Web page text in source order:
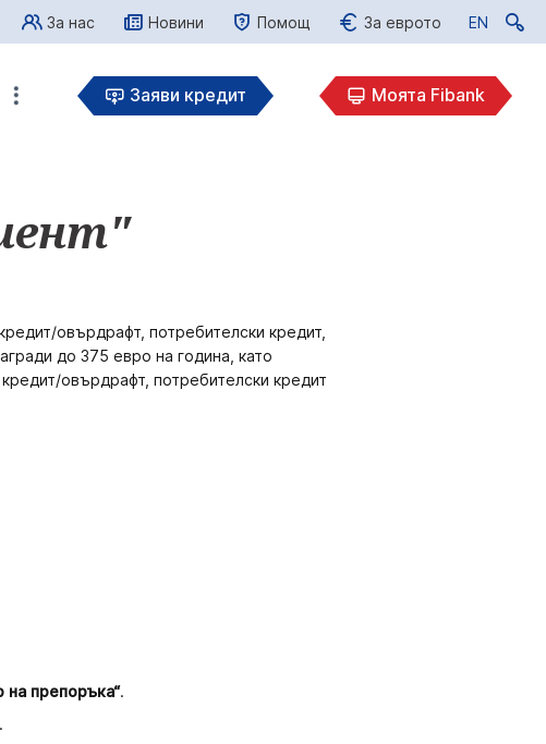
За нас Новини Помощ За еврото EN
EN
Заяви кредит Моята Fibank
овърдрафт, потребителски кредит,
до 375 евро на година, като
овърдрафт, потребителски кредит
на препоръка“.